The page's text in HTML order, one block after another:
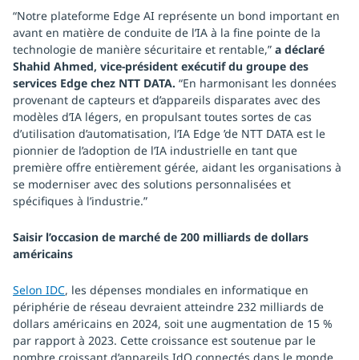
“Notre plateforme Edge AI représente un bond important en
avant en matière de conduite de l’IA à la fine pointe de la
technologie de manière sécuritaire et rentable,” a déclaré
Shahid Ahmed, vice-président exécutif du groupe des
services Edge chez NTT DATA. “En harmonisant les données
provenant de capteurs et d’appareils disparates avec des
modèles d’IA légers, en propulsant toutes sortes de cas
d’utilisation d’automatisation, l’IA Edge ’de NTT DATA est le
pionnier de l’adoption de l’IA industrielle en tant que
première offre entièrement gérée, aidant les organisations à
se moderniser avec des solutions personnalisées et
spécifiques à l’industrie.”
Saisir l’occasion de marché de 200 milliards de dollars
américains
Selon IDC, les dépenses mondiales en informatique en
périphérie de réseau devraient atteindre 232 milliards de
dollars américains en 2024, soit une augmentation de 15 %
par rapport à 2023. Cette croissance est soutenue par le